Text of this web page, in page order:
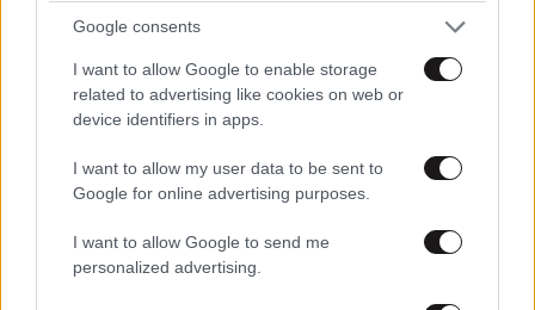
Google consents
I want to allow Google to enable storage
related to advertising like cookies on web or
device identifiers in apps.
I want to allow my user data to be sent to
Google for online advertising purposes.
I want to allow Google to send me
personalized advertising.
ΣΧΌΛΙΑ ΑΝΑΓΝΩΣΤΏΝ